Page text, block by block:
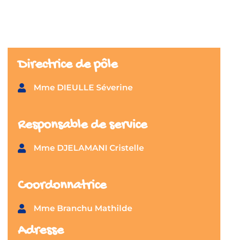
Directrice de pôle
Mme DIEULLE Séverine
Responsable de service
Mme DJELAMANI Cristelle
Coordonnatrice
Mme Branchu Mathilde
Adresse